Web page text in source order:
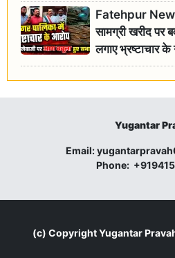
Fatehpur
सामग्री खरीद पर
लगाए भ्रष्टाचार
Yugantar
Email:
Phone:
(c) CopyrightYugantar